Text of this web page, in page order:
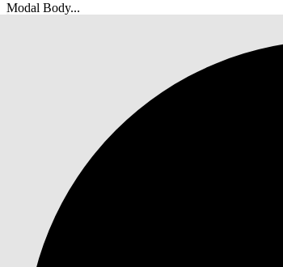
Modal Body...
U bent hier: